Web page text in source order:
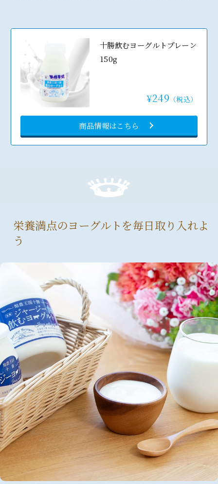
十勝飲むヨーグルトプレーン
150g
¥249 （税込）
商品情報はこちら
栄養満点のヨーグルトを毎日取り入れよ
う